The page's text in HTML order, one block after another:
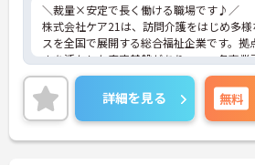
＼裁量×安定で長く働ける職場です♪／
株式会社ケア21は、訪問介護をはじめ多
スを全国で展開する総合福祉企業です。拠
さを活かした安定基盤がありつつ、各事業
運営の裁量があり、現場発信で動けるのが
す。利用者様の在宅から施設まで幅広く関
め、視野を広げながらスキルアップが可能
エリアマネージャーのサポート体制も整っ
「一人で抱え込まない」安心感があります
詳細を見る 無料